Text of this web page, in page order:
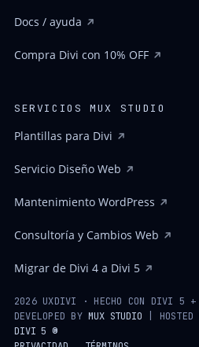
Docs / ayuda
Compra Divi con 10% OFF
SERVICIOS MUX STUDIO
Plantillas para Divi
Servicio Diseño Web
Mantenimiento WordPress
Consultoría y Cambios Web
Migrar de Divi 4 a Divi 5
2026 UXDIVI · HECHO CON DIVI 5
DEVELOPED BYMUX STUDIO | HOSTED
DIVI 5 ®